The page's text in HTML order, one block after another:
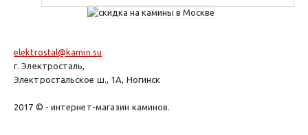
elektrostal@kamin.su
г. Электросталь,
Электростальское ш., 1А, Ногинск
2017 © - интернет-магазин каминов.